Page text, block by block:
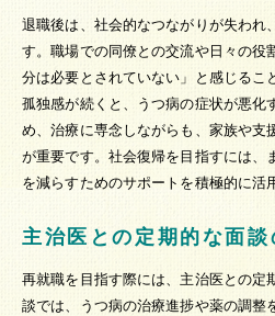
退職後は、社会的なつながりが失われ
す。職場での同僚との交流や日々の役
分は必要とされていない」と感じるこ
孤独感が続くと、うつ病の症状が悪化
め、治療に専念しながらも、家族や支
が重要です。社会復帰を目指すには、
を減らすためのサポートを積極的に活
主治医との定期的な面談
再就職を目指す際には、主治医との定
談では、うつ病の治療進捗や薬の調整